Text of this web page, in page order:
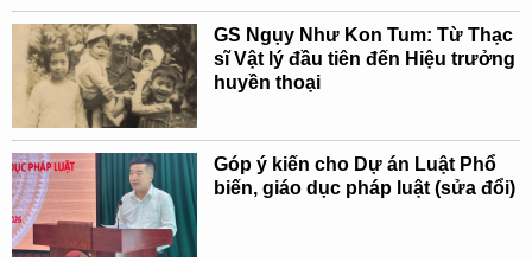
GS Ngụy Như Kon Tum: Từ Thạc
sĩ Vật lý đầu tiên đến Hiệu trưởng
huyền thoại
Góp ý kiến cho Dự án Luật Phổ
biến, giáo dục pháp luật (sửa đổi)